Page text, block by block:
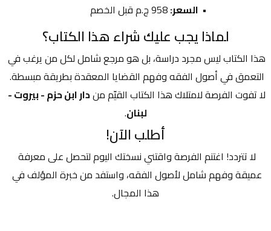
السعر: 958 ج.م قبل الخصم
لماذا يجب عليك شراء هذا الكتاب؟
لا تفوت الفرصة لامتلاك هذا الكتاب القيّم من
لبنان.
أطلب الآن!
هذا المجال.